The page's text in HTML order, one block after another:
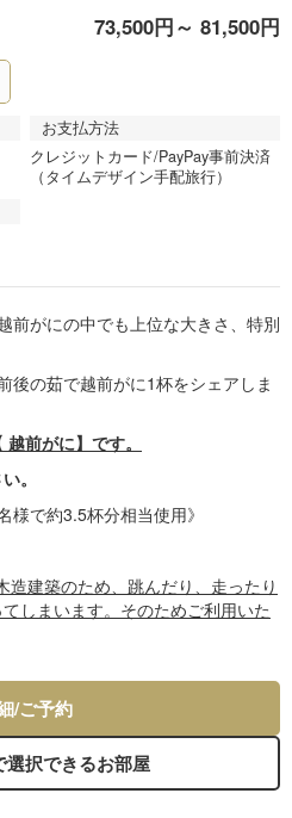
xt
73,500円～ 81,500円
お支払方法
クレジットカード/PayPay事前決済
（タイムデザイン手配旅行）
前がにの中でも上位な大きさ、特別
後の茹で越前がに1杯をシェアしま
前がに】です。
。
様で約3.5杯分相当使用》
建築のため、跳んだり、走ったり
しまいます。そのためご利用いた
/ご予約
選択できるお部屋